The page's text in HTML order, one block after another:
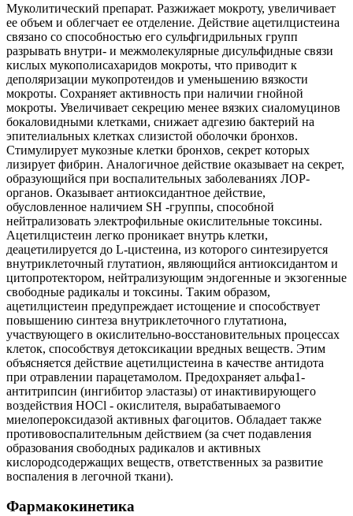
Муколитический препарат. Разжижает мокроту, увеличивает
ее объем и облегчает ее отделение. Действие ацетилцистеина
связано со способностью его сульфгидрильных групп
разрывать внутри- и межмолекулярные дисульфидные связи
кислых мукополисахаридов мокроты, что приводит к
деполяризации мукопротеидов и уменьшению вязкости
мокроты. Сохраняет активность при наличии гнойной
мокроты. Увеличивает секрецию менее вязких сиаломуцинов
бокаловидными клетками, снижает адгезию бактерий на
эпителиальных клетках слизистой оболочки бронхов.
Стимулирует мукозные клетки бронхов, секрет которых
лизирует фибрин. Аналогичное действие оказывает на секрет,
образующийся при воспалительных заболеваниях ЛОР-
органов. Оказывает антиоксидантное действие,
обусловленное наличием SH -группы, способной
нейтрализовать электрофильные окислительные токсины.
Ацетилцистеин легко проникает внутрь клетки,
деацетилируется до L-цистеина, из которого синтезируется
внутриклеточный глутатион, являющийся антиоксидантом и
цитопротектором, нейтрализующим эндогенные и экзогенные
свободные радикалы и токсины. Таким образом,
ацетилцистеин предупреждает истощение и способствует
повышению синтеза внутриклеточного глутатиона,
участвующего в окислительно-восстановительных процессах
клеток, способствуя детоксикации вредных веществ. Этим
объясняется действие ацетилцистеина в качестве антидота
при отравлении парацетамолом. Предохраняет альфа1-
антитрипсин (ингибитор эластазы) от инактивирующего
воздействия НОСl - окислителя, вырабатываемого
миелопероксидазой активных фагоцитов. Обладает также
противовоспалительным действием (за счет подавления
образования свободных радикалов и активных
кислородсодержащих веществ, ответственных за развитие
воспаления в легочной ткани).
Фармакокинетика